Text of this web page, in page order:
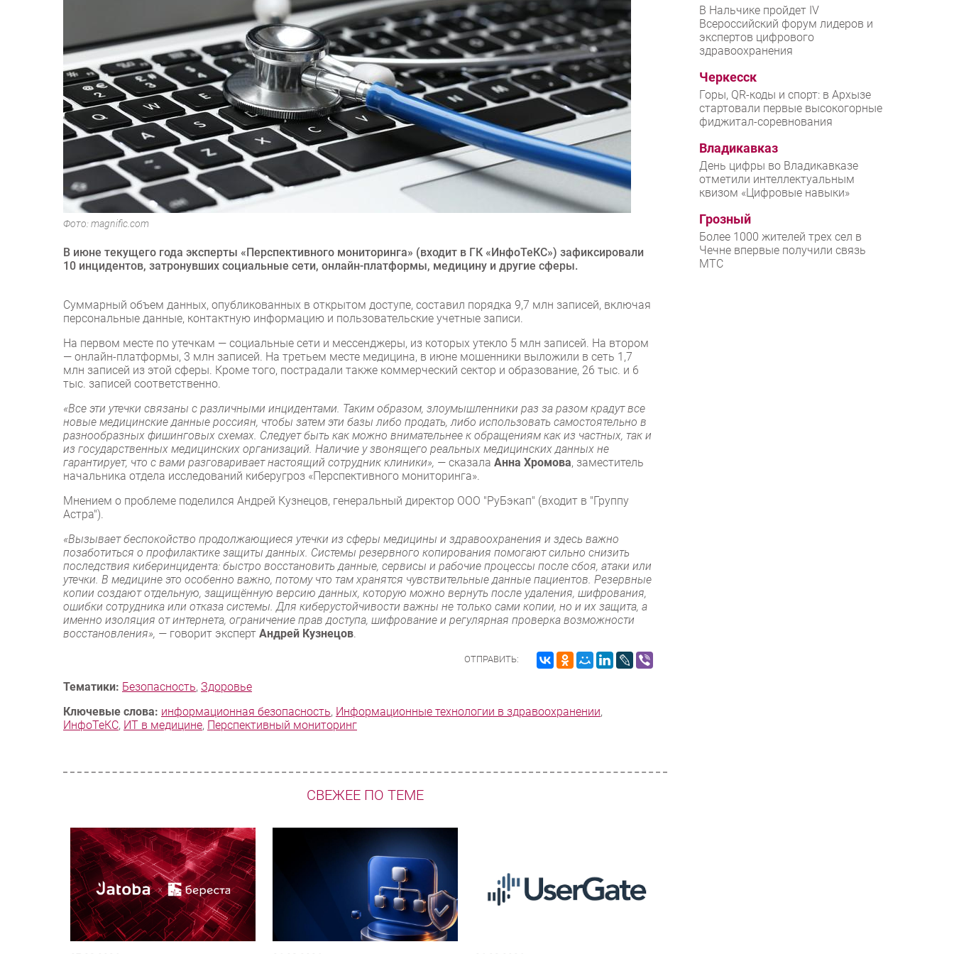
Фото: magnific.com
В июне текущего года эксперты «Перспективного мониторинга» (входит в ГК «ИнфоТеКС») зафиксировали
10 инцидентов, затронувших социальные сети, онлайн-платформы, медицину и другие сферы.
Суммарный объем данных, опубликованных в открытом доступе, составил порядка 9,7 млн записей, включая
персональные данные, контактную информацию и пользовательские учетные записи.
На первом месте по утечкам — социальные сети и мессенджеры, из которых утекло 5 млн записей. На втором
— онлайн-платформы, 3 млн записей. На третьем месте медицина, в июне мошенники выложили в сеть 1,7
млн записей из этой сферы. Кроме того, пострадали также коммерческий сектор и образование, 26 тыс. и 6
тыс. записей соответственно.
«Все эти утечки связаны с различными инцидентами. Таким образом, злоумышленники раз за разом крадут все
новые медицинские данные россиян, чтобы затем эти базы либо продать, либо использовать самостоятельно в
разнообразных фишинговых схемах. Следует быть как можно внимательнее к обращениям как из частных, так и
из государственных медицинских организаций. Наличие у звонящего реальных медицинских данных не
гарантирует, что с вами разговаривает настоящий сотрудник клиники», — сказала Анна Хромова, заместитель
начальника отдела исследований киберугроз «Перспективного мониторинга».
Мнением о проблеме поделился Андрей Кузнецов, генеральный директор ООО "РуБэкап" (входит в "Группу
Астра").
«Вызывает беспокойство продолжающиеся утечки из сферы медицины и здравоохранения и здесь важно
позаботиться о профилактике защиты данных. Системы резервного копирования помогают сильно снизить
последствия киберинцидента: быстро восстановить данные, сервисы и рабочие процессы после сбоя, атаки или
утечки. В медицине это особенно важно, потому что там хранятся чувствительные данные пациентов. Резервные
копии создают отдельную, защищённую версию данных, которую можно вернуть после удаления, шифрования,
ошибки сотрудника или отказа системы. Для киберустойчивости важны не только сами копии, но и их защита, а
именно изоляция от интернета, ограничение прав доступа, шифрование и регулярная проверка возможности
восстановления», — говорит эксперт Андрей Кузнецов.
ОТПРАВИТЬ:
Тематики: Безопасность, Здоровье
Ключевые слова: информационная безопасность, Информационные технологии в здравоохранении,
ИнфоТеКС, ИТ в медицине, Перспективный мониторинг
СВЕЖЕЕ ПО ТЕМЕ
В Нальчике пройдет IV
Всероссийский форум лидеров и
экспертов цифрового
здравоохранения
Черкесск
Горы, QR-коды и спорт: в Архызе
стартовали первые высокогорные
фиджитал-соревнования
Владикавказ
День цифры во Владикавказе
отметили интеллектуальным
квизом «Цифровые навыки»
Грозный
Более 1000 жителей трех сел в
Чечне впервые получили связь
МТС